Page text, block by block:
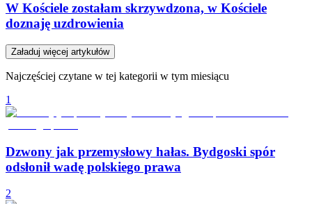
W Kościele zostałam skrzywdzona, w Kościele
doznaję uzdrowienia
Załaduj więcej artykułów
Najczęściej czytane w tej kategorii w tym miesiącu
1
Dzwony jak przemysłowy hałas. Bydgoski spór
odsłonił wadę polskiego prawa
2